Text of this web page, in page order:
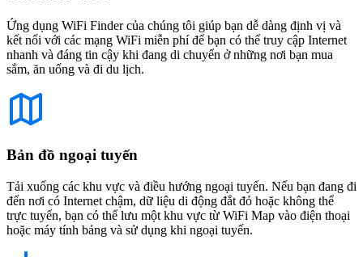
Ứng dụng WiFi Finder của chúng tôi giúp bạn dễ dàng định vị và
kết nối với các mạng WiFi miễn phí để bạn có thể truy cập Internet
nhanh và đáng tin cậy khi đang di chuyển ở những nơi bạn mua
sắm, ăn uống và đi du lịch.
Bản đồ ngoại tuyến
Tải xuống các khu vực và điều hướng ngoại tuyến. Nếu bạn đang đi
đến nơi có Internet chậm, dữ liệu di động đắt đỏ hoặc không thể
trực tuyến, bạn có thể lưu một khu vực từ WiFi Map vào điện thoại
hoặc máy tính bảng và sử dụng khi ngoại tuyến.